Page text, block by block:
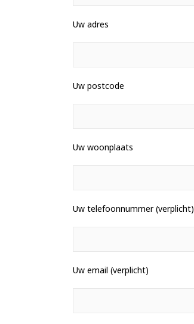
Uw adres
Uw postcode
Uw woonplaats
Uw telefoonnummer (verplicht)
Uw email (verplicht)